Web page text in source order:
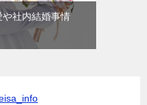
社内結婚事情